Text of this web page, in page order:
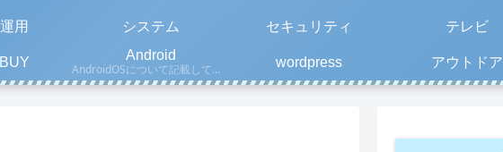
用 システム セキュリティ テレビ
Android
AndroidOSについて記載しています。古い情報もあるので、更新日を確認して下さい。
wordpress アウトドア